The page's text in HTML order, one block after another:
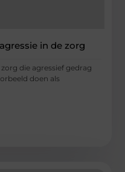
in de zorg
die agressief gedrag
doen als